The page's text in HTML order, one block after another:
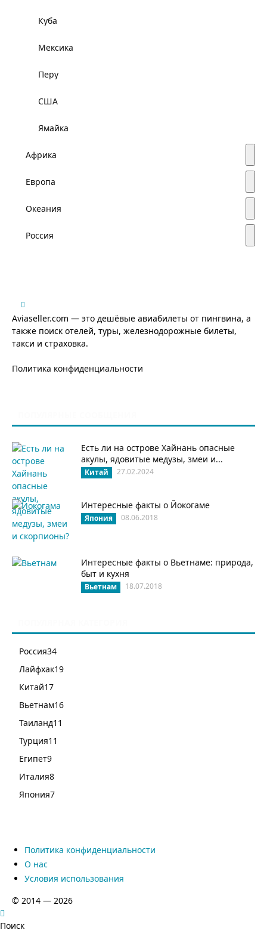
Куба
Мексика
Перу
США
Ямайка
Африка
Европа
Океания
Россия
Aviaseller.com — это дешёвые авиабилеты от пингвина, а
также поиск отелей, туры, железнодорожные билеты,
такси и страховка.
Политика конфиденциальности
Есть ли на острове Хайнань опасные
акулы, ядовитые медузы, змеи и...
Китай 27.02.2024
Интересные факты о Йокогаме
Япония 08.06.2018
Интересные факты о Вьетнаме: природа,
быт и кухня
Вьетнам 18.07.2018
Россия34
Лайфхак19
Китай17
Вьетнам16
Таиланд11
Турция11
Египет9
Италия8
Япония7
Политика конфиденциальности
О нас
Условия использования
© 2014 — 2026
Поиск